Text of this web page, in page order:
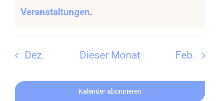
Veranstaltungen.
Dez. Dieser Monat Feb.
Kalender abonnieren